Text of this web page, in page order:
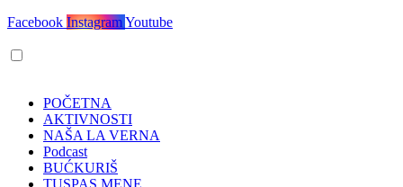
Facebook InstagramYoutube
POČETNA
AKTIVNOSTI
NAŠA LA VERNA
Podcast
BUĆKURIŠ
TUSPAS MENE